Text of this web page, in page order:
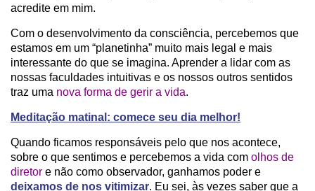
acredite em mim.
Com o desenvolvimento da consciência, percebemos que
estamos em um “planetinha” muito mais legal e mais
interessante do que se imagina. Aprender a lidar com as
nossas faculdades intuitivas e os nossos outros sentidos
traz uma nova forma de gerir a vida.
Meditação matinal: comece seu dia melhor!
Quando ficamos responsáveis pelo que nos acontece,
sobre o que sentimos e percebemos a vida com olhos de
diretor e não como observador, ganhamos poder e
deixamos de nos vitimizar. Eu sei, às vezes saber que a